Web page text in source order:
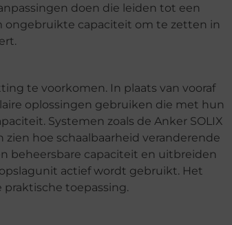
doen die leiden tot een
ongebruikte capaciteit om te zetten in
te voorkomen. In plaats van vooraf
oplossingen gebruiken die met hun
Systemen zoals de Anker SOLIX
hoe schaalbaarheid veranderende
beheersbare capaciteit en uitbreiden
actief wordt gebruikt. Het
toepassing.